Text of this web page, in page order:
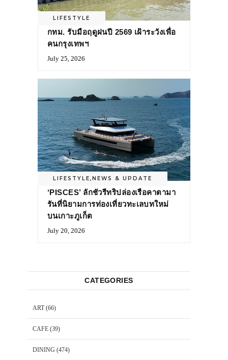
LIFESTYLE
กทม. รับมือฤดูฝนปี 2569 เฝ้าระวังเพื่อ
คนกรุงเทพฯ
July 25, 2026
LIFESTYLE, NEWS & UPDATE
‘PISCES’ ลักชัวรีทริปล่องเรือคาตามา
รันที่นิยามการท่องเที่ยวทะเลบทใหม่
บนเกาะภูเก็ต
July 20, 2026
CATEGORIES
ART(66)
CAFE (39)
DINING (474)